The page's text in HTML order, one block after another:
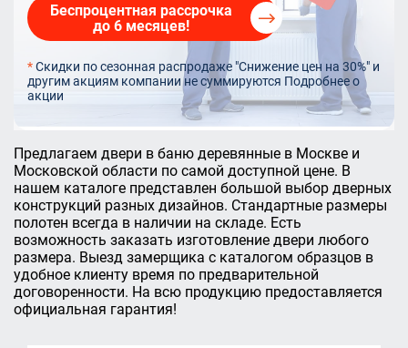
Беспроцентная рассрочка
до 6 месяцев!
*Скидки по сезонная распродаже "Снижение цен на 30%" и
другим акциям компании не суммируются Подробнее о
акции
Предлагаем двери в баню деревянные в Москве и
Московской области по самой доступной цене. В
нашем каталоге представлен большой выбор дверных
конструкций разных дизайнов. Стандартные размеры
полотен всегда в наличии на складе. Есть
возможность заказать изготовление двери любого
размера. Выезд замерщика с каталогом образцов в
удобное клиенту время по предварительной
договоренности. На всю продукцию предоставляется
официальная гарантия!